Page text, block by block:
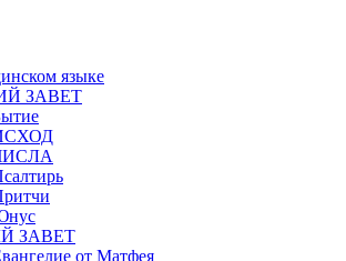
языке
ЗАВЕТ
ЗАВЕТ
от Матфея